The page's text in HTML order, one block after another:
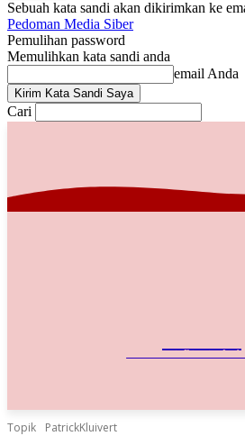
Sebuah kata sandi akan dikirimkan ke
Pedoman Media Siber
Pemulihan password
Memulihkan kata sandi anda
email Anda
Cari
Referensi Bisnis
Topik PatrickKluivert